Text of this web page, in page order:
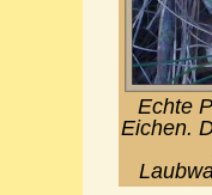
Echte
Eichen.